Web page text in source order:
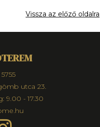
Vissza az előző oldalra
utca 23.
9.00 - 17.30